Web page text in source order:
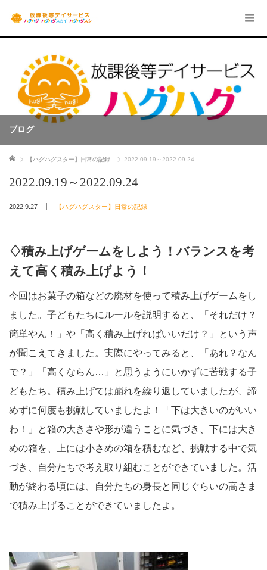
ブログ
ホーム 【ハグハグスター】日常の記録 2022.09.19～2022.09.24
2022.09.19～2022.09.24
2022.9.27 【ハグハグスター】日常の記録
♢積み上げゲームをしよう！バランスを考
えて高く積み上げよう！
今回はお菓子の箱などの廃材を使って積み上げゲームをし
ました。子どもたちにルールを説明すると、「それだけ？
簡単やん！」や「高く積み上げればいいだけ？」という声
が聞こえてきました。実際にやってみると、「あれ？なん
で？」「高くならん…」と思うようにいかずに苦戦する子
どもたち。積み上げては崩れを繰り返していましたが、諦
めずに何度も挑戦していましたよ！「下は大きいのがいい
わ！」と箱の大きさや形が違うことに気づき、下には大き
めの箱を、上には小さめの箱を積むなど、挑戦する中で気
づき、自分たちで考え取り組むことができていました。活
動が終わる頃には、自分たちの身長と同じぐらいの高さま
で積み上げることができていましたよ。